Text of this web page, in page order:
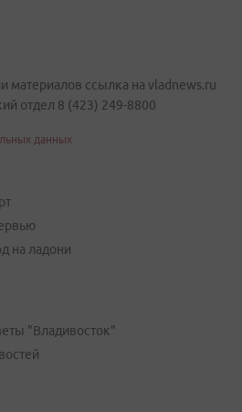
материалов ссылка на vladnews.ru
отдел 8 (423) 249-8800
данных
на ладони
"Владивосток"